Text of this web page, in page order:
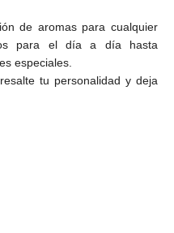
de aromas para cualquier
para el día a día hasta
especiales.
tu personalidad y deja